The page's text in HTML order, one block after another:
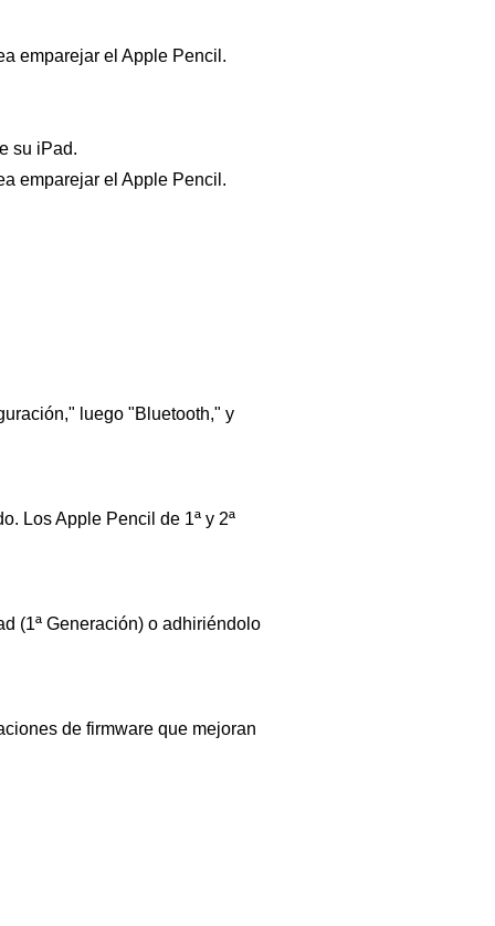
emparejar el Apple Pencil.
su iPad.
emparejar el Apple Pencil.
luego "Bluetooth," y
Los Apple Pencil de 1ª y 2ª
(1ª Generación) o adhiriéndolo
de firmware que mejoran